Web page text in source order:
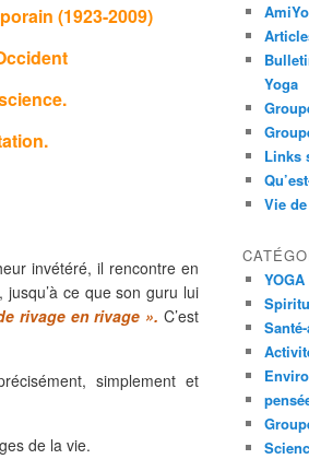
(1923-2009)
invétéré, il rencontre en
ce que son guru lui
rivage en rivage ». C’est
simplement et
de la vie.
Yoga
Links
Vie
YOGA